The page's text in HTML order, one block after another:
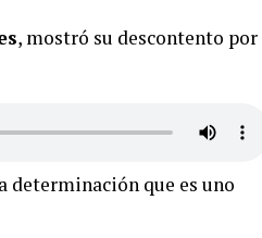
, mostró su descontento por
determinación que es uno